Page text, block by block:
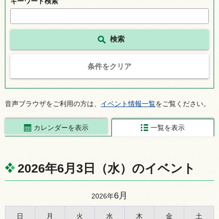
条件をクリア
音声ブラウザをご利用の方は、 イベント情報一覧をご覧ください。
カレンダーを表示 一覧を表示
2026年6月3日（水）のイベント
2026年6月
日 月 火 水 木 金 土